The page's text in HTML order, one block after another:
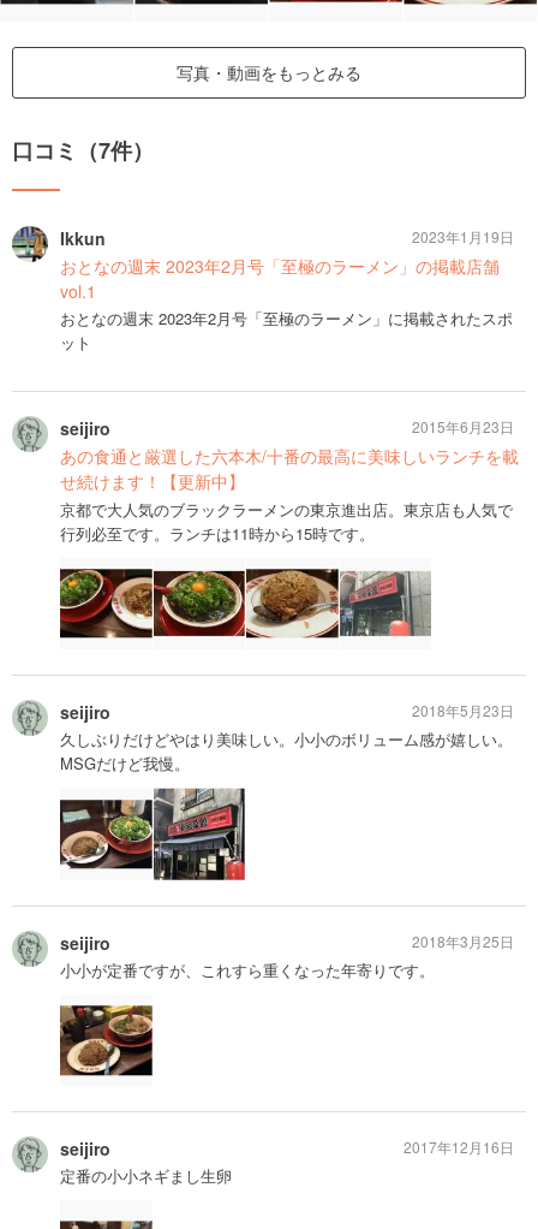
写真・動画をもっとみる
口コミ（7件）
Ikkun
おとなの週末 2023年2月号「至極のラーメン」の掲載店舗
vol.1
おとなの週末 2023年2月号「至極のラーメン」に掲載されたスポ
ット
2023年1月19日
seijiro
あの食通と厳選した六本木/十番の最高に美味しいランチを載
せ続けます！【更新中】
京都で大人気のブラックラーメンの東京進出店。東京店も人気で
行列必至です。ランチは11時から15時です。
2015年6月23日
seijiro
久しぶりだけどやはり美味しい。小小のボリューム感が嬉しい。
MSGだけど我慢。
2018年5月23日
seijiro
小小が定番ですが、これすら重くなった年寄りです。
2018年3月25日
seijiro
定番の小小ネギまし生卵
2017年12月16日